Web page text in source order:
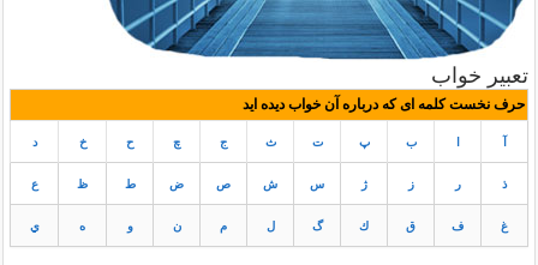
تعبیر خواب
حرف نخست کلمه ای که درباره آن خواب دیده اید
ب پ ت ث ج چ ح خ د
ذ ر ز ژ س ش ص ض ط ظ ع
غ ف ق ك گ ل م ن و ه ي